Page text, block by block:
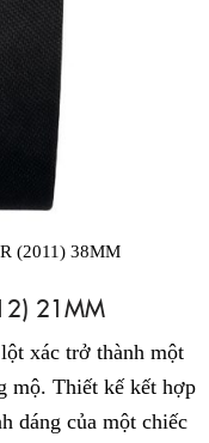
(2011) 38MM
21MM
lột xác trở thành một
mộ. Thiết kế kết hợp
dáng của một chiếc